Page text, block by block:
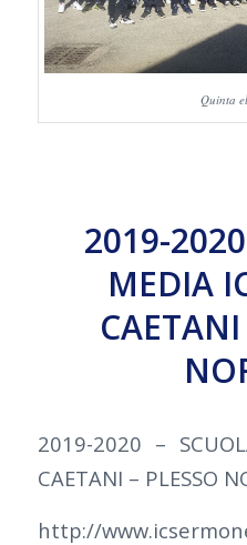
Quinta
2019-
MEDIA
CAETANI
2019-2020 –
CAETANI – PLESSO
http://